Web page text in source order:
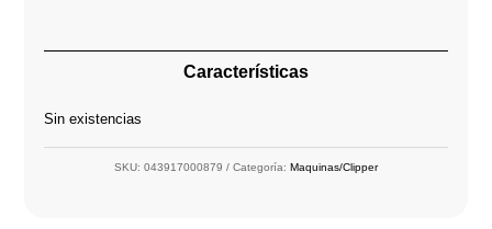
Características
Sin existencias
SKU: 043917000879 Categoría: Maquinas/Clipper